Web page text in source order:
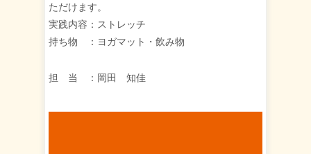
ただけます。
実践内容：ストレッチ
持ち物 ：ヨガマット・飲み物
担 当 ：岡田 知佳